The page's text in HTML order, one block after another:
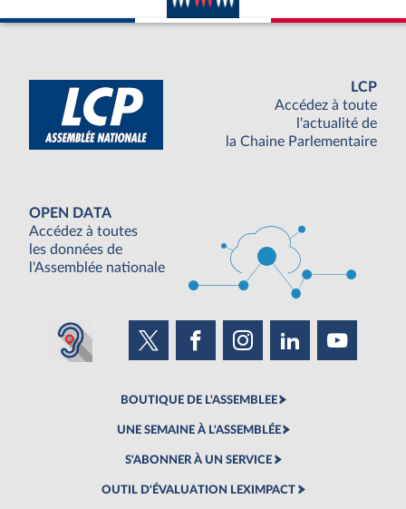
LCP
Accédez à toute
l'actualité de
la Chaine Parlementaire
OPEN DATA
Accédez à toutes
les données de
l'Assemblée nationale
BOUTIQUE DE L'ASSEMBLEE
UNE SEMAINE À L'ASSEMBLÉE
S'ABONNER À UN SERVICE
OUTIL D'ÉVALUATION LEXIMPACT